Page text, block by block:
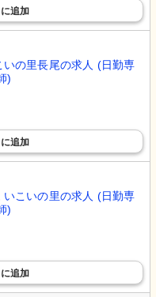
に追加
の里長尾の求人 (日勤専
)
に追加
こいの里の求人 (日勤専
)
に追加